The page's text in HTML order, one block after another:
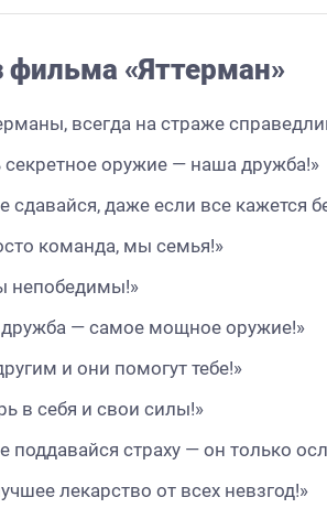
«Яттерман»
всегда на страже
секретное оружие — наша дружба!»
сдавайся, даже если все кажется
команда, мы семья!»
непобедимы!»
— самое мощное оружие!»
и они помогут тебе!»
в себя и свои силы!»
поддавайся страху — он только
лекарство от всех невзгод!»